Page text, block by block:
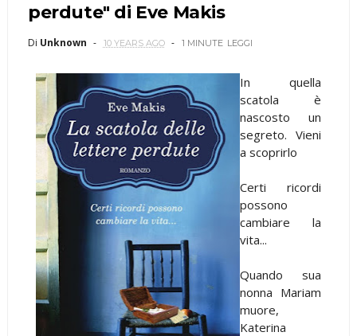
perdute" di Eve Makis
Di Unknown 10 YEARS AGO 1 MINUTE LEGGI
In quella
scatola è
nascosto un
segreto. Vieni
a scoprirlo
Certi ricordi
possono
cambiare la
vita...
Quando sua
nonna Mariam
muore,
Katerina